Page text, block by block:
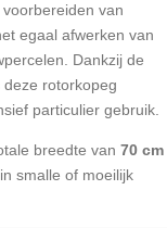
van
egaal afwerken van
Dankzij de
rotorkopeg
particulier gebruik.
breedte van 70 cm
smalle of moeilijk